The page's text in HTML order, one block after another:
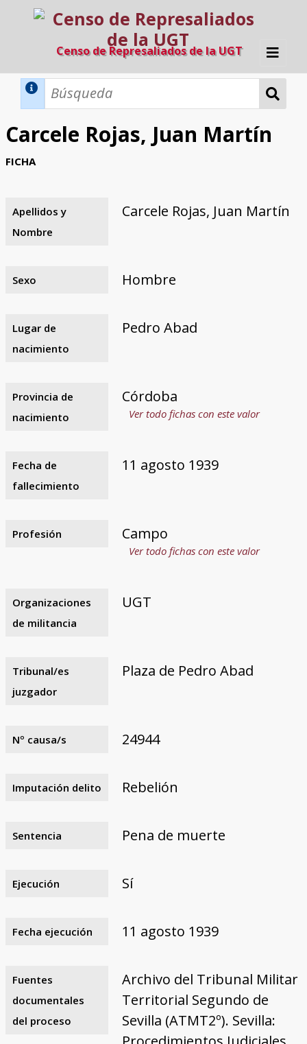
Censo de Represaliados de la UGT
Inicio
Búsqueda Dinámica
Búsqueda Avanzada
Razones y objetivos
El equipo
Colaboradores
Fuentes documentales
Carcele Rojas, Juan Martín
FICHA
Apellidos y
Nombre
Carcele Rojas, Juan Martín
Sexo Hombre
Lugar de
nacimiento
Pedro Abad
Provincia de
nacimiento
Córdoba
Ver todo fichas con este valor
Fecha de
fallecimiento
11 agosto 1939
Profesión Campo
Ver todo fichas con este valor
Organizaciones
de militancia
UGT
Tribunal/es
juzgador
Plaza de Pedro Abad
Nº causa/s 24944
Imputación delito Rebelión
Sentencia Pena de muerte
Ejecución Sí
Fecha ejecución 11 agosto 1939
Fuentes
documentales
del proceso
Archivo del Tribunal Militar
Territorial Segundo de
Sevilla (ATMT2º). Sevilla: